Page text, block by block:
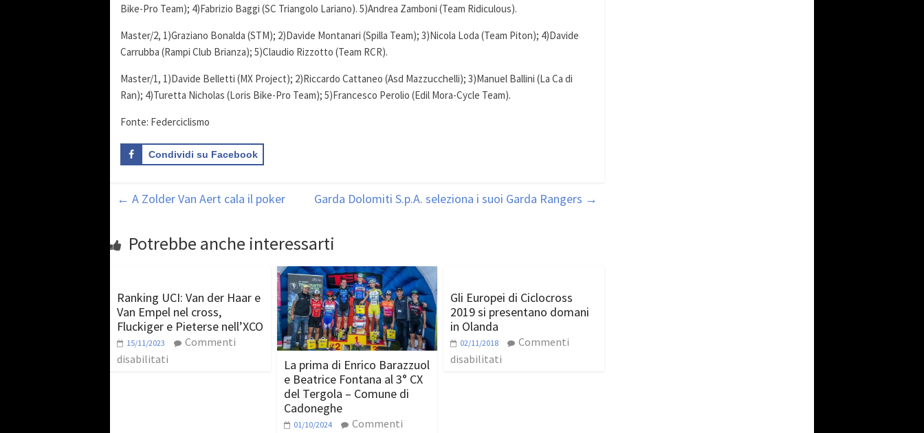
Bike-Pro Team); 4)Fabrizio Baggi (SC Triangolo Lariano). 5)Andrea Zamboni (Team Ridiculous).
Master/2, 1)Graziano Bonalda (STM); 2)Davide Montanari (Spilla Team); 3)Nicola Loda (Team Piton); 4)Davide
Carrubba (Rampi Club Brianza); 5)Claudio Rizzotto (Team RCR).
Master/1, 1)Davide Belletti (MX Project); 2)Riccardo Cattaneo (Asd Mazzucchelli); 3)Manuel Ballini (La Ca di
Ran); 4)Turetta Nicholas (Loris Bike-Pro Team); 5)Francesco Perolio (Edil Mora-Cycle Team).
Fonte: Federciclismo
Condividi su Facebook
← A Zolder Van Aert cala il poker Garda Dolomiti S.p.A. seleziona i suoi Garda Rangers →
Potrebbe anche interessarti
Ranking UCI: Van der Haar e
Van Empel nel cross,
Fluckiger e Pieterse nell’XCO
15/11/2023
Commenti
disabilitati
La prima di Enrico Barazzuol
e Beatrice Fontana al 3° CX
del Tergola – Comune di
Cadoneghe
01/10/2024
Commenti
Gli Europei di Ciclocross
2019 si presentano domani
in Olanda
02/11/2018
Commenti
disabilitati